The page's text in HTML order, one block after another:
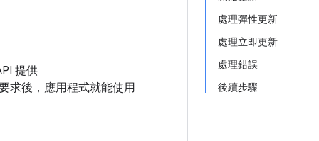
處理彈性更新
處理立即更新
處理錯誤
後續步驟
提供
求後，應用程式就能使用